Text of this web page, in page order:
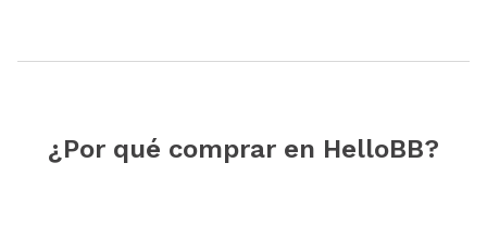
¿Por qué comprar en HelloBB?